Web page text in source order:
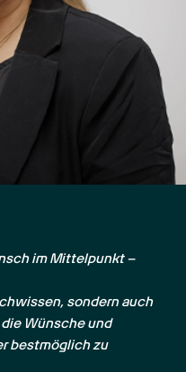
im Mittelpunkt –
sondern auch
Wünsche und
bestmöglich zu